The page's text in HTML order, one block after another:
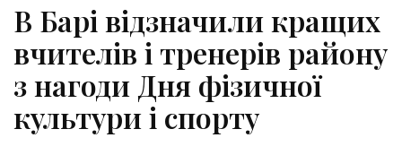
В Барі відзначили кращих
вчителів і тренерів району
з нагоди Дня фізичної
культури і спорту